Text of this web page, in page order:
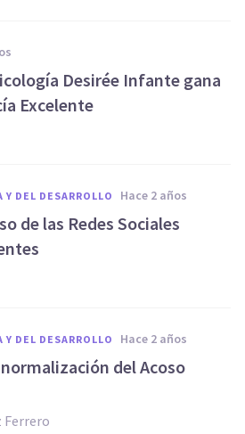
Desirée Infante gana
Excelente
DEL DESARROLLO hace 2 años
de las Redes Sociales
DEL DESARROLLO hace 2 años
del Acoso
Ferrero